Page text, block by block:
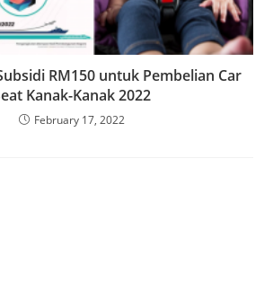
RM150 untuk Pembelian Car
Kanak-Kanak 2022
February 17, 2022